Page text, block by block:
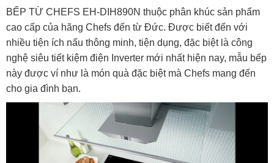
BẾP TỪ CHEFS EH-DIH890N thuộc phân khúc sản phẩm
cao cấp của hãng Chefs đến từ Đức. Được biết đến với
nhiều tiện ích nấu thông minh, tiện dụng, đặc biệt là công
nghệ siêu tiết kiệm điện Inverter mới nhất hiện nay, mẫu bếp
này được ví như là món quà đặc biệt mà Chefs mang đến
cho gia đình bạn.